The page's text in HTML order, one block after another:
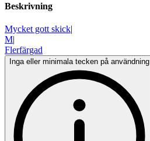
Beskrivning
Mycket gott skick|
M|
Flerfärgad
Inga eller minimala tecken på användning